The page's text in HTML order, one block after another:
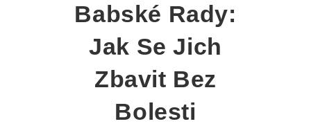
Babské Rady:
Jak Se Jich
Zbavit Bez
Bolesti